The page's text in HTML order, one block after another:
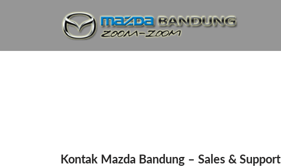
Kontak Mazda Bandung – Sales & Support